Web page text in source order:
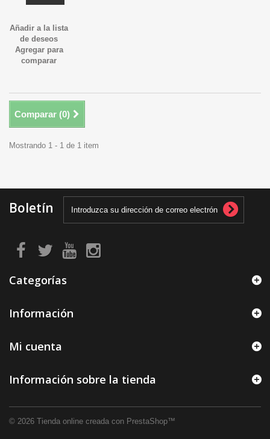
Añadir a la lista
de deseos
Agregar para
comparar
Comparar (0)
Mostrando 1 - 1 de 1 item
Boletín
Categorías
Información
© 2026 Tienda online creada con PrestaShop™
Mi cuenta
Información sobre la tienda